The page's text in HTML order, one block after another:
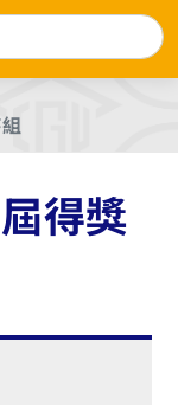
搜尋
得獎